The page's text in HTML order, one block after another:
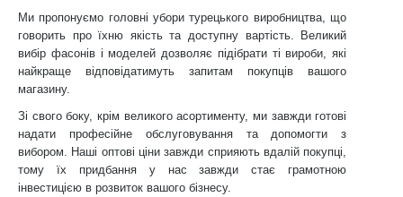
Ми пропонуємо головні убори турецького виробництва, що
говорить про їхню якість та доступну вартість. Великий
вибір фасонів і моделей дозволяє підібрати ті вироби, які
найкраще відповідатимуть запитам покупців вашого
магазину.
Зі свого боку, крім великого асортименту, ми завжди готові
надати професійне обслуговування та допомогти з
вибором. Наші оптові ціни завжди сприяють вдалій покупці,
тому їх придбання у нас завжди стає грамотною
інвестицією в розвиток вашого бізнесу.